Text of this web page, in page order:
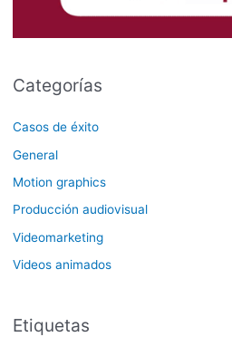
Categorías
Casos de éxito
General
Motion graphics
Producción audiovisual
Videomarketing
Videos animados
Etiquetas